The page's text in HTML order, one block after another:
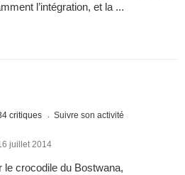
l’intégration, et la ...
critiques Suivre son activité
juillet 2014
crocodile du Bostwana,